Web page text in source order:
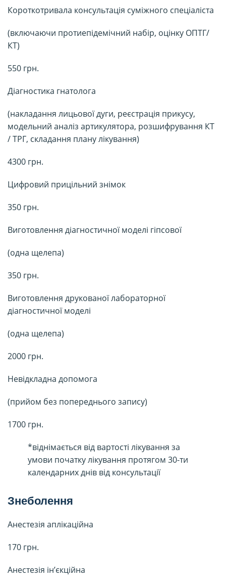
Короткотривала консультація суміжного спеціаліста
(включаючи протиепідемічний набір, оцінку ОПТГ/
КТ)
550 грн.
Діагностика гнатолога
(накладання лицьової дуги, реєстрація прикусу,
модельний аналіз артикулятора, розшифрування КТ
/ ТРГ, складання плану лікування)
4300 грн.
Цифровий прицільний знімок
350 грн.
Виготовлення діагностичної моделі гіпсової
(одна щелепа)
350 грн.
Виготовлення друкованої лабораторної
діагностичної моделі
(одна щелепа)
2000 грн.
Невідкладна допомога
(прийом без попереднього запису)
1700 грн.
*віднімається від вартості лікування за
умови початку лікування протягом 30-ти
календарних днів від консультації
Знеболення
Анестезія аплікаційна
170 грн.
Анестезія ін’єкційна